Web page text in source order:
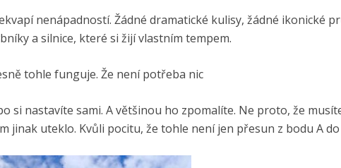
nenápadností. Žádné dramatické kulisy, žádné ikonické
a silnice, které si žijí vlastním tempem.
tohle funguje. Že není potřeba nic
si nastavíte sami. A většinou ho zpomalíte. Ne proto, že
jinak uteklo. Kvůli pocitu, že tohle není jen přesun z bodu A